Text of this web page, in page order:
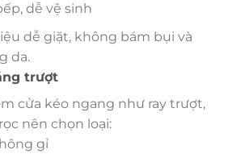
dễ vệ sinh
dễ giặt, không bám bụi và
da.
trượt
cửa kéo ngang như ray trượt,
nên chọn loại:
gỉ